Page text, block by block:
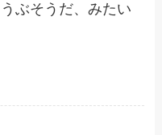
ぶそうだ、みたい